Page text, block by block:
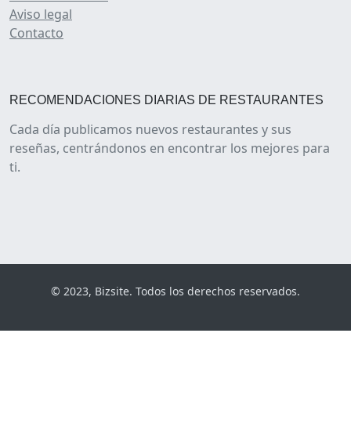
Aviso legal
Contacto
RECOMENDACIONES DIARIAS DE RESTAURANTES
Cada día publicamos nuevos restaurantes y sus
reseñas, centrándonos en encontrar los mejores para
ti.
© 2023, Bizsite. Todos los derechos reservados.